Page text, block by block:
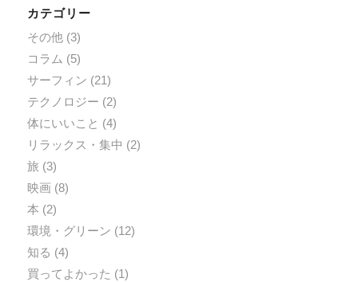
カテゴリー
その他(3)
コラム (5)
サーフィン (21)
テクノロジー (2)
体にいいこと (4)
リラックス・集中 (2)
旅 (3)
映画 (8)
本 (2)
環境・グリーン (12)
知る (4)
買ってよかった (1)